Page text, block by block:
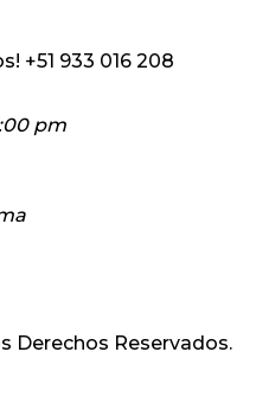
+51 933 016 208
pm
Derechos Reservados.